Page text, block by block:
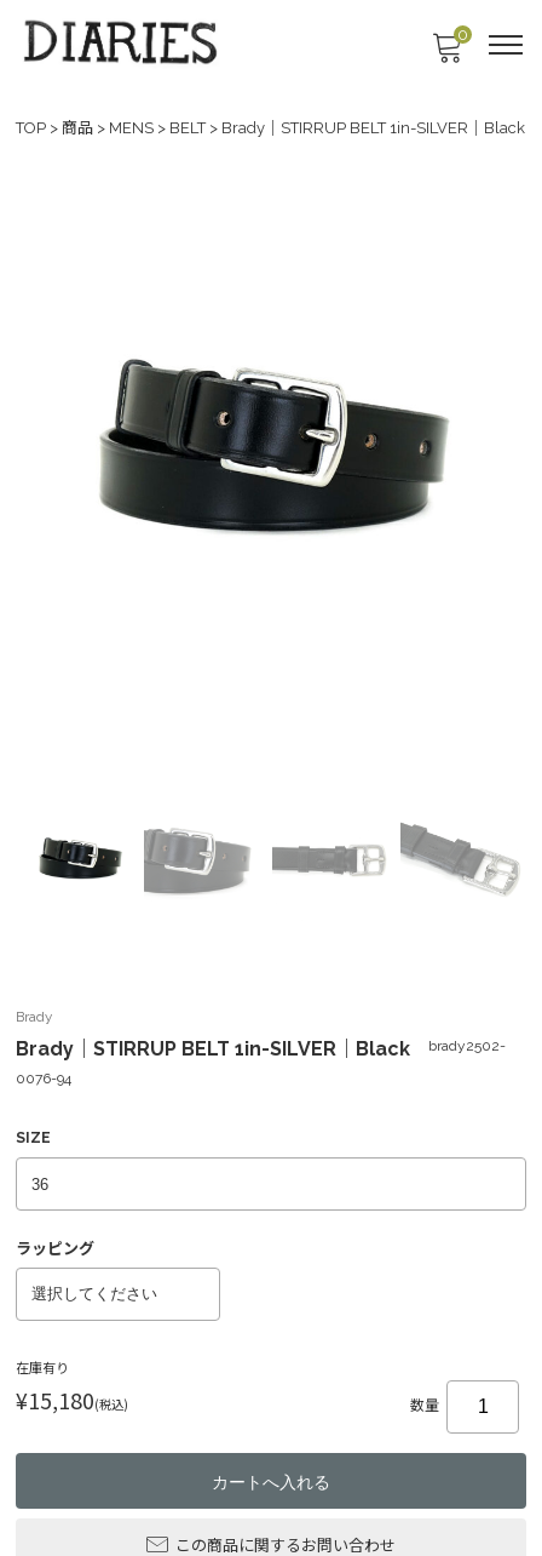
0
TOP > 商品 > MENS > BELT> Brady｜STIRRUP BELT 1in-SILVER｜Black
Brady
Brady｜STIRRUP BELT 1in-SILVER｜Black
brady2502-
0076-94
SIZE
ラッピング
在庫有り
¥15,180(税込) 数量
この商品に関するお問い合わせ